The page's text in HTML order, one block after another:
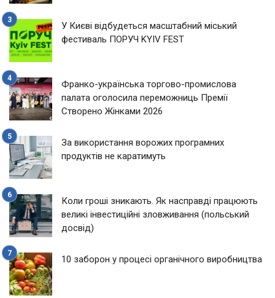
У Києві відбудеться масштабний міський
фестиваль ПОРУЧ KYIV FEST
Франко-українська торгово-промислова
палата оголосила переможниць Премії
Створено Жінками 2026
За використання ворожих програмних
продуктів не каратимуть
Коли гроші зникають. Як насправді працюють
великі інвестиційні зловживання (польський
досвід)
10 заборон у процесі органічного виробництва